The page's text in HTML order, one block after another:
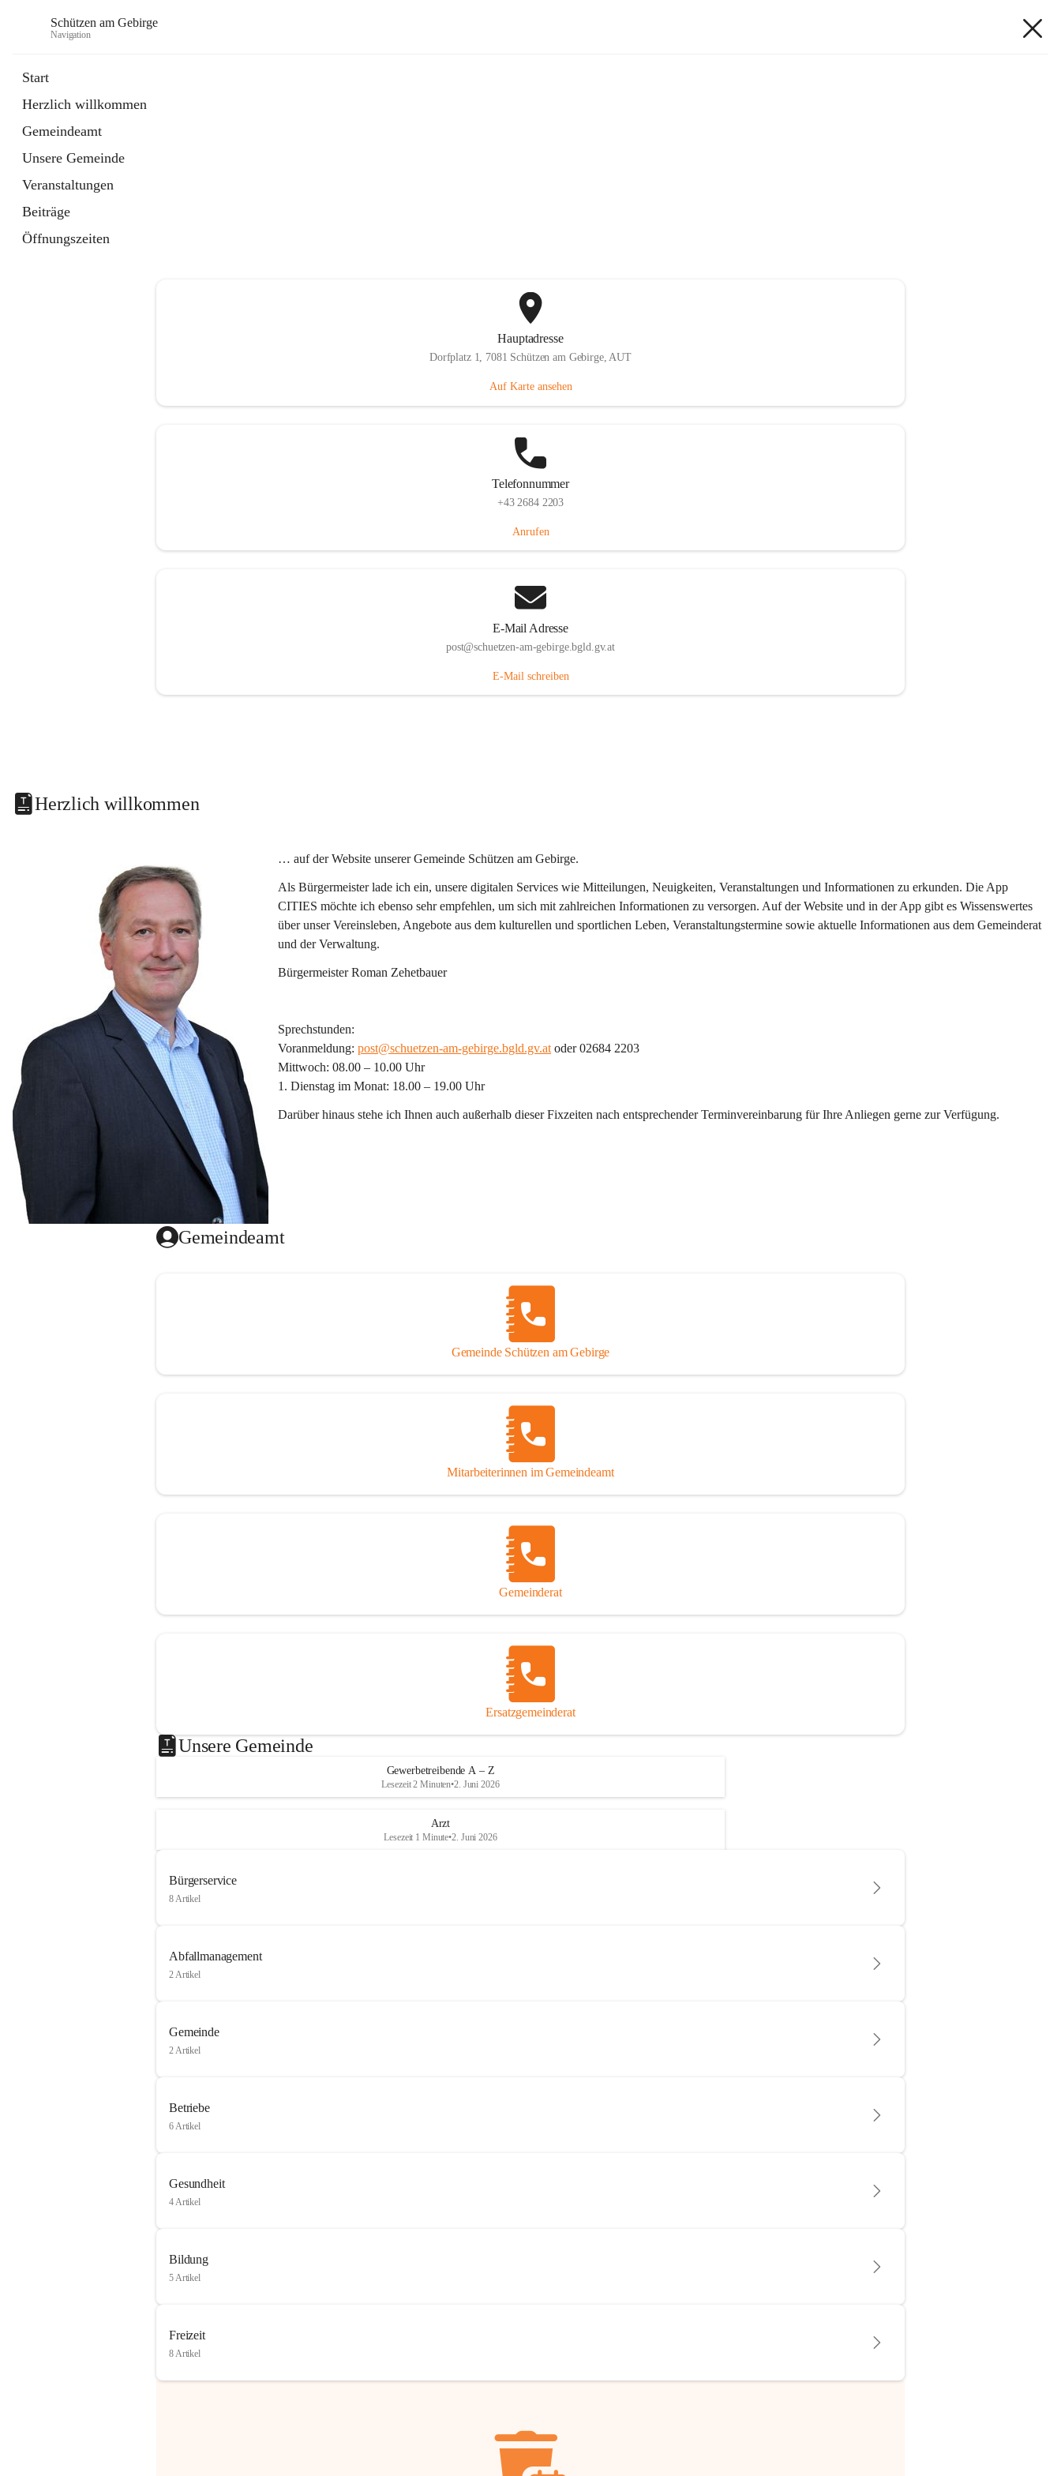
Schützen am Gebirge
Navigation
Start
Herzlich willkommen
Gemeindeamt
Unsere Gemeinde
Veranstaltungen
Beiträge
Öffnungszeiten
Hauptadresse
Dorfplatz 1, 7081 Schützen am Gebirge, AUT
Auf Karte ansehen
Telefonnummer
+43 2684 2203
Anrufen
E-Mail Adresse
post@schuetzen-am-gebirge.bgld.gv.at
E-Mail schreiben
Herzlich willkommen
… auf der Website unserer Gemeinde Schützen am Gebirge.
Als Bürgermeister lade ich ein, unsere digitalen Services wie Mitteilungen, Neuigkeiten, Veranstaltungen und Informationen zu erkunden. Die App
CITIES möchte ich ebenso sehr empfehlen, um sich mit zahlreichen Informationen zu versorgen. Auf der Website und in der App gibt es Wissenswertes
über unser Vereinsleben, Angebote aus dem kulturellen und sportlichen Leben, Veranstaltungstermine sowie aktuelle Informationen aus dem Gemeinderat
und der Verwaltung.
Bürgermeister Roman Zehetbauer
Sprechstunden:
Voranmeldung: post@schuetzen-am-gebirge.bgld.gv.at oder 02684 2203
Mittwoch: 08.00 – 10.00 Uhr
1. Dienstag im Monat: 18.00 – 19.00 Uhr
Darüber hinaus stehe ich Ihnen auch außerhalb dieser Fixzeiten nach entsprechender Terminvereinbarung für Ihre Anliegen gerne zur Verfügung.
Gemeindeamt
Gemeinde Schützen am Gebirge
Mitarbeiterinnen im Gemeindeamt
Gemeinderat
Ersatzgemeinderat
Unsere Gemeinde
Gewerbetreibende A – Z
Lesezeit 2 Minuten•2. Juni 2026
Arzt
Lesezeit 1 Minute•2. Juni 2026
Bürgerservice
8 Artikel
Abfallmanagement
2 Artikel
Gemeinde
2 Artikel
Betriebe
6 Artikel
Gesundheit
4 Artikel
Bildung
5 Artikel
Freizeit
8 Artikel